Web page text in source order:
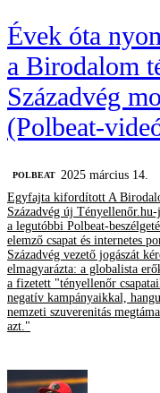
Évek óta
a Birodalom
Századvég
(Polbeat-
‎POLBEAT
2025 március 14.
Egyfajta kifordított A
Századvég új
a legutóbbi Polbeat-
elemző csapat és internetes
Századvég vezető jogászát
elmagyarázta: a globalista
a fizetett "tényellenőr
negatív kampányaikkal,
nemzeti szuverenitás
azt."